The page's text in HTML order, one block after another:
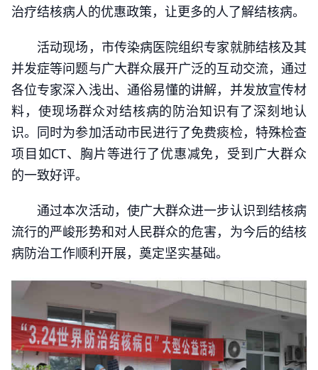
治疗结核病人的优惠政策，让更多的人了解结核病。
活动现场，市传染病医院组织专家就肺结核及其
并发症等问题与广大群众展开广泛的互动交流，通过
各位专家深入浅出、通俗易懂的讲解，并发放宣传材
料，使现场群众对结核病的防治知识有了深刻地认
识。同时为参加活动市民进行了免费痰检，特殊检查
项目如CT、胸片等进行了优惠减免，受到广大群众
的一致好评。
通过本次活动，使广大群众进一步认识到结核病
流行的严峻形势和对人民群众的危害，为今后的结核
病防治工作顺利开展，奠定坚实基础。